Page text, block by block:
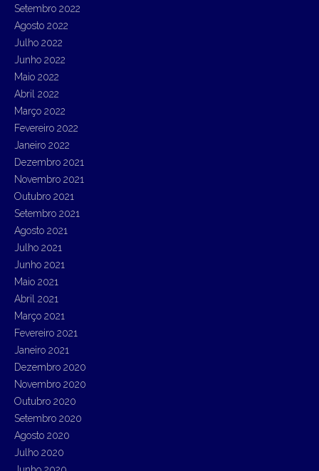
Setembro 2022
Agosto 2022
Julho 2022
Junho 2022
Maio 2022
Abril 2022
Março 2022
Fevereiro 2022
Janeiro 2022
Dezembro 2021
Novembro 2021
Outubro 2021
Setembro 2021
Agosto 2021
Julho 2021
Junho 2021
Maio 2021
Abril 2021
Março 2021
Fevereiro 2021
Janeiro 2021
Dezembro 2020
Novembro 2020
Outubro 2020
Setembro 2020
Agosto 2020
Julho 2020